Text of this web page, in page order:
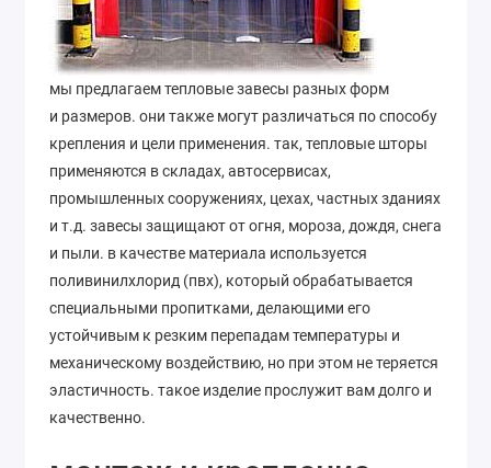
мы предлагаем тепловые завесы разных форм
и размеров. они также могут различаться по способу
крепления и цели применения. так, тепловые шторы
применяются в складах, автосервисах,
промышленных сооружениях, цехах, частных зданиях
и т.д. завесы защищают от огня, мороза, дождя, снега
и пыли. в качестве материала используется
поливинилхлорид (пвх), который обрабатывается
специальными пропитками, делающими его
устойчивым к резким перепадам температуры и
механическому воздействию, но при этом не теряется
эластичность. такое изделие прослужит вам долго и
качественно.